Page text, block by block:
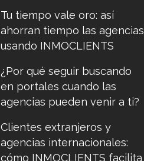
Tu tiempo vale oro: así
ahorran tiempo las agencias
usando INMOCLIENTS
¿Por qué seguir buscando
en portales cuando las
agencias pueden venir a ti?
Clientes extranjeros y
agencias internacionales:
cómo INMOCLIENTS facilita